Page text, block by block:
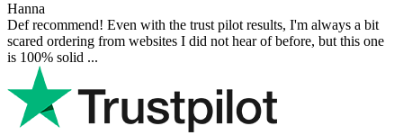
Hanna
Def recommend! Even with the trust pilot results, I'm always a bit
scared ordering from websites I did not hear of before, but this one
is 100% solid ...